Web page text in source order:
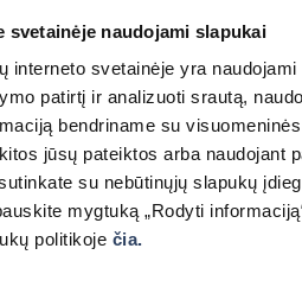
svetainėje naudojami slapukai
interneto svetainėje yra
patirtį ir analizuoti srautą,
bendriname su
jūsų pateiktos arba naudojant
su nebūtinųjų slapukų
mygtuką „Rodyti
politikoje čia.
Roller blinds day-night
Electric roller blinds
Sheer vertical blinds & e-
rails
Pleated
Vertical